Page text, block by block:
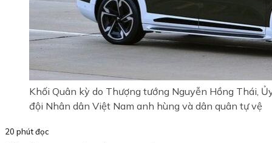
Khối Quân kỳ do Thượng tướng Nguyễn Hồng Thái,
đội Nhân dân Việt Nam anh hùng và dân quân tự vệ
20 phút đọc